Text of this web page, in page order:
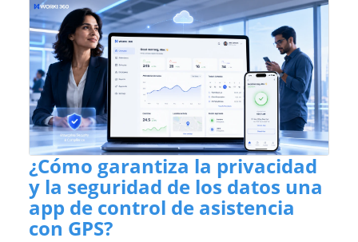
¿Cómo garantiza la privacidad
y la seguridad de los datos una
app de control de asistencia
con GPS?